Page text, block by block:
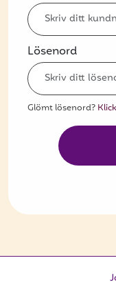
Hitta din
Hållbarhet
Jobba hos oss
Kontakta oss
Om oss
Event
Lösenord
Glömt lösenord?